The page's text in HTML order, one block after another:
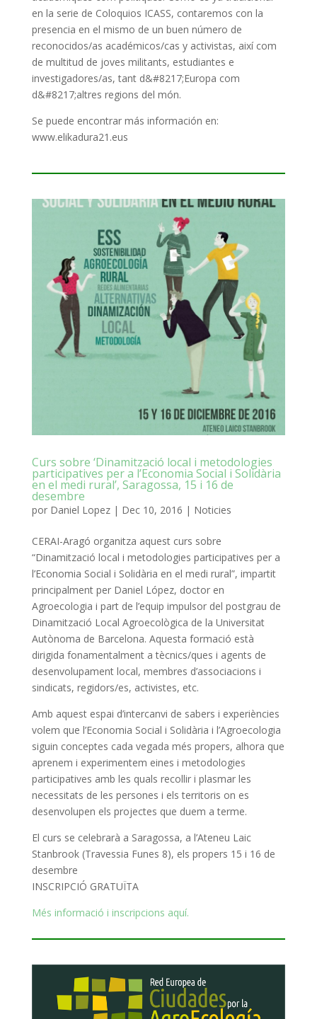
en la serie de Coloquios ICASS, contaremos con la
presencia en el mismo de un buen número de
reconocidos/as académicos/cas y activistas, així com
de multitud de joves militants, estudiantes e
investigadores/as, tant d&#8217;Europa com
d&#8217;altres regions del món.
Se puede encontrar más información en:
www.elikadura21.eus
Curs sobre ‘Dinamització local i metodologies
participatives per a l’Economia Social i Solidària
en el medi rural’, Saragossa, 15 i 16 de
desembre
por Daniel Lopez| Dec 10, 2016 | Noticies
CERAI-Aragó organitza aquest curs sobre
“Dinamització local i metodologies participatives per a
l’Economia Social i Solidària en el medi rural”, impartit
principalment per Daniel López, doctor en
Agroecologia i part de l’equip impulsor del postgrau de
Dinamització Local Agroecològica de la Universitat
Autònoma de Barcelona. Aquesta formació està
dirigida fonamentalment a tècnics/ques i agents de
desenvolupament local, membres d’associacions i
sindicats, regidors/es, activistes, etc.
Amb aquest espai d’intercanvi de sabers i experiències
volem que l’Economia Social i Solidària i l’Agroecologia
siguin conceptes cada vegada més propers, alhora que
aprenem i experimentem eines i metodologies
participatives amb les quals recollir i plasmar les
necessitats de les persones i els territoris on es
desenvolupen els projectes que duem a terme.
El curs se celebrarà a Saragossa, a l’Ateneu Laic
Stanbrook (Travessia Funes 8), els propers 15 i 16 de
desembre
INSCRIPCIÓ GRATUÏTA
Més informació i inscripcions aquí.